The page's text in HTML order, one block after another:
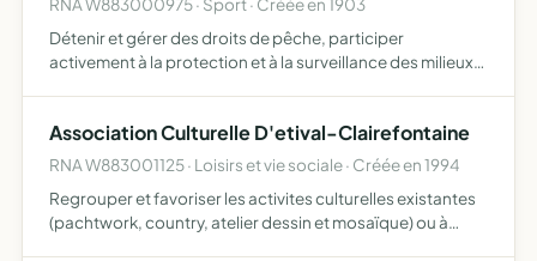
RNA W883000975 · Sport · Créée en 1903
Détenir et gérer des droits de pêche, participer
activement à la protection et à la surveillance des milieux
Association Culturelle D'etival-Clairefontaine
RNA W883001125 · Loisirs et vie sociale · Créée en 1994
Regrouper et favoriser les activites culturelles existantes
(pachtwork, country, atelier dessin et mosaïque) ou à